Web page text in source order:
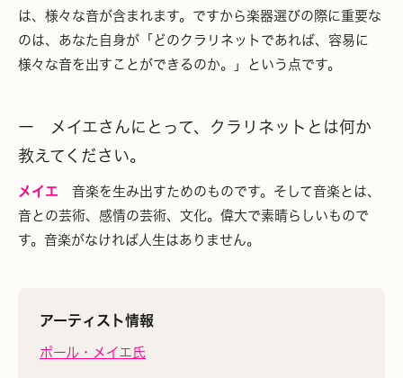
は、様々な音が含まれます。ですから楽器選びの際に重要な
のは、あなた自身が「どのクラリネットであれば、容易に
様々な音を出すことができるのか。」という点です。
ー メイエさんにとって、クラリネットとは何か
教えてください。
メイエ
音楽を生み出すためのものです。そして音楽とは、
音との芸術、感情の芸術、文化。偉大で素晴らしいもので
す。音楽がなければ人生はありません。
アーティスト情報
ポール・メイエ氏